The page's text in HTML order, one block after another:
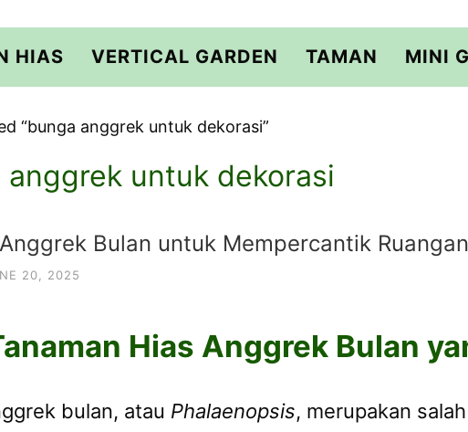
HIAS VERTICAL GARDEN TAMAN MINI
“bunga anggrek untuk dekorasi”
anggrek untuk dekorasi
Bulan untuk Mempercantik
20, 2025
Hias Anggrek Bulan
bulan, atau Phalaenopsis, merupakan